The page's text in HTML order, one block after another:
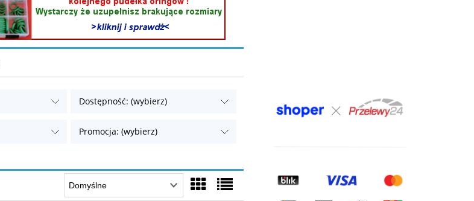
Dostępność: (wybierz)
Promocja: (wybierz)